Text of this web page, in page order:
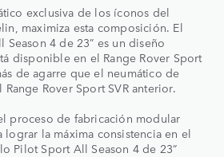
exclusiva de los íconos del
maximiza esta composición. El
4 de 23” es un diseño
disponible en el Range Rover Sport
de agarre que el neumático de
Rover Sport SVR anterior.
proceso de fabricación modular
la máxima consistencia en el
Pilot Sport All Season 4 de 23”